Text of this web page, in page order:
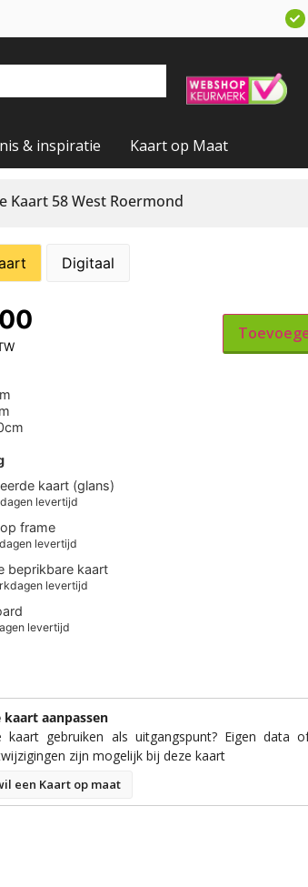
& inspiratie Kaart op Maat
Kaart 58 West Roermond
Digitaal
kaart (glans)
levertijd
frame
levertijd
beprikbare kaart
levertijd
levertijd
kaart aanpassen
kaart gebruiken als uitgangspunt? Eigen data
zijn mogelijk bij deze kaart
een Kaart op maat